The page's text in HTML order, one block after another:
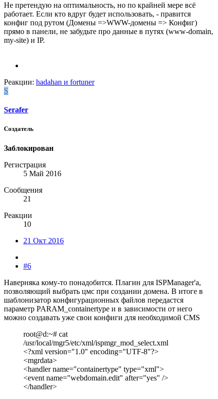
Не претендую на оптимальность, но по крайней мере всё
работает. Если кто вдруг будет использовать, - правится
конфиг под рутом (Домены =>WWW-домены => Конфиг)
прямо в панели, не забудьте про данные в путях (www-domain,
my-site) и IP.
Реакции: hadahan и fortuner
S
Serafer
Создатель
Заблокирован
Регистрация
5 Май 2016
Сообщения
21
Реакции
10
21 Окт 2016
#6
Наверняка кому-то понадобится. Плагин для ISPManager'а,
позволяющий выбрать цмс при создании домена. В итоге в
шаблонизатор конфигурационных файлов передастся
параметр PARAM_containertype и в зависимости от него
можно создавать уже свои конфиги для необходимой CMS
root@d:~# cat
/usr/local/mgr5/etc/xml/ispmgr_mod_select.xml
<?xml version="1.0" encoding="UTF-8"?>
<mgrdata>
<handler name="containertype" type="xml">
<event name="webdomain.edit" after="yes" />
</handler>